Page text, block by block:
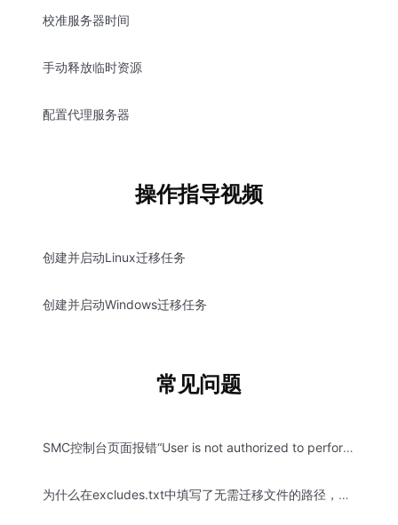
校准服务器时间
手动释放临时资源
配置代理服务器
操作指导视频
创建并启动Linux迁移任务
创建并启动Windows迁移任务
常见问题
SMC控制台页面报错“User is not authorized to perform: smc:DescribeMigrationJobs on resource:”怎么解决？
为什么在excludes.txt中填写了无需迁移文件的路径，文件依然被迁移了？